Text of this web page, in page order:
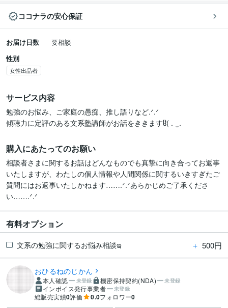
ココナラの安心保証
お届け日数
要相談
性別
女性出品者
サービス内容
勉強のお悩み、ご家庭の愚痴、推し語りなど.ᐟ.ᐟ
傾聴力に定評のある文系塾講師がお話をききますჱ̒( .  ̫ .
購入にあたってのお願い
相談者さまに関するお話はどんなものでも真摯に向き合ってお返事
いたしますが、わたしの個人情報や人間関係に関するいきすぎたご
質問にはお返事いたしかねます…….ᐟ.ᐟあらかじめご了承くださ
い……‎.ᐟ.ᐟ
有料オプション
文系の勉強に関するお悩み相談ఇ ＋ 500円
おひるねのじかん
本人確認 未登録 機密保持契約(NDA) 未登録
インボイス発行事業者 未登録
総販売実績0評価 0.0フォロワー0